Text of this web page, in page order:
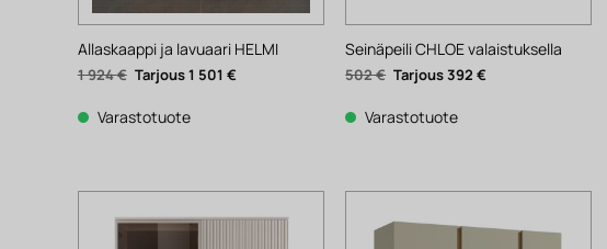
Allaskaappi ja lavuaari HELMI
1 924€ Alkuperäinen
hinta
1
924 €.
1 501 €Nykyinen
hinta
Varastotuote
Seinäpeili CHLOE valaistuksella
502€ Alkuperäinen
hinta
502 €.
392€
Varastotuote